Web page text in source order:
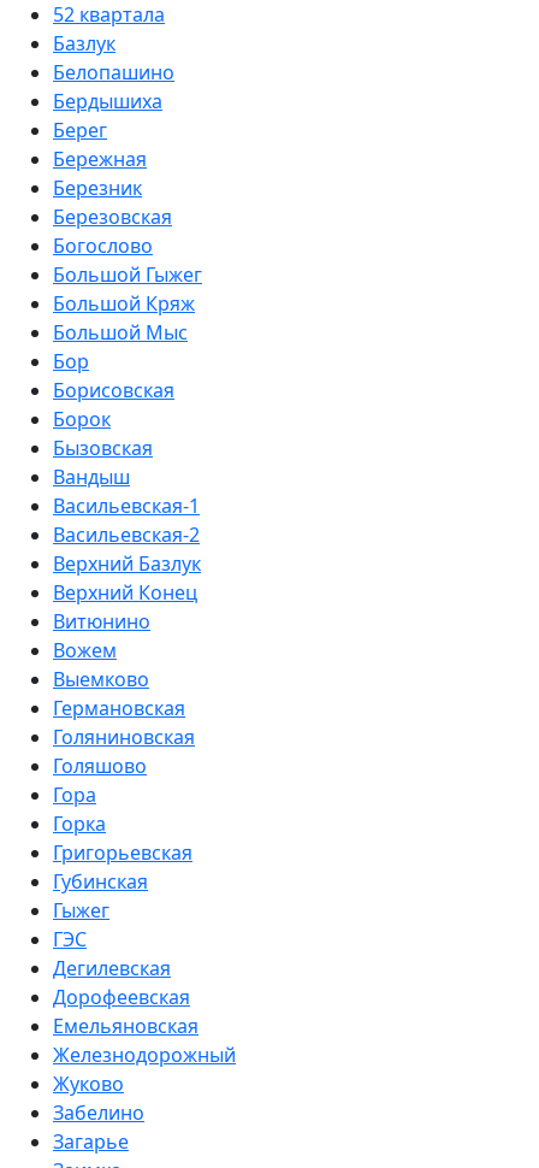
52 квартала
Базлук
Белопашино
Бердышиха
Берег
Бережная
Березник
Березовская
Богослово
Большой Гыжег
Большой Кряж
Большой Мыс
Бор
Борисовская
Борок
Бызовская
Вандыш
Васильевская-1
Васильевская-2
Верхний Базлук
Верхний Конец
Витюнино
Вожем
Выемково
Германовская
Голяниновская
Голяшово
Гора
Горка
Григорьевская
Губинская
Гыжег
ГЭС
Дегилевская
Дорофеевская
Емельяновская
Железнодорожный
Жуково
Забелино
Загарье